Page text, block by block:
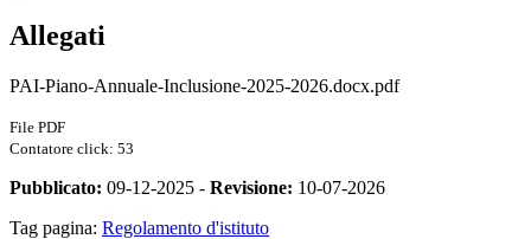
Allegati
PAI-Piano-Annuale-Inclusione-2025-2026.docx.pdf
File PDF
Contatore click: 53
Pubblicato: 09-12-2025 - Revisione: 10-07-2026
Tag pagina: Regolamento d'istituto